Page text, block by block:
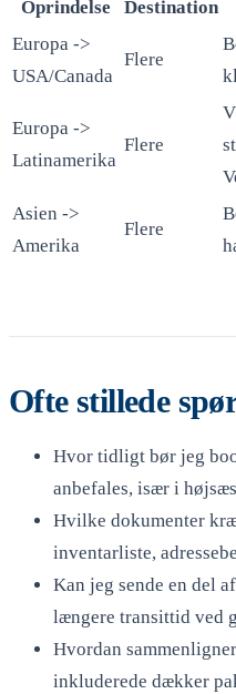
Oprindelse Destination
Europa ->
USA/Canada
Flere
Europa ->
Latinamerika
Flere
Asien ->
Amerika
Flere
Ofte stillede
Hvor tidligt bør jeg
anbefales, især i
Hvilke dokumenter
inventarliste,
Kan jeg sende en del
længere transittid ved
Hvordan
inkluderede dækker